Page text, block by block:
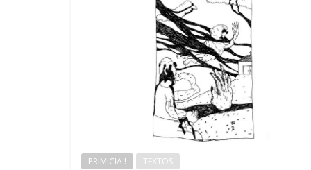
PRIMICIA ! TEXTOS